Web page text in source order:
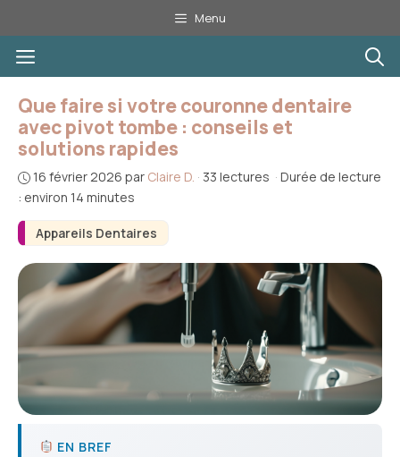
au
contenu
Menu
Menu
Appareils Dentaires
Que faire si votre couronne dentaire
avec pivot tombe : conseils et
solutions rapides
16 février 2026 par Claire D. · 33 lectures · Durée de lecture
: environ 14 minutes
EN BREF